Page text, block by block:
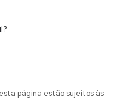
página estão sujeitos às